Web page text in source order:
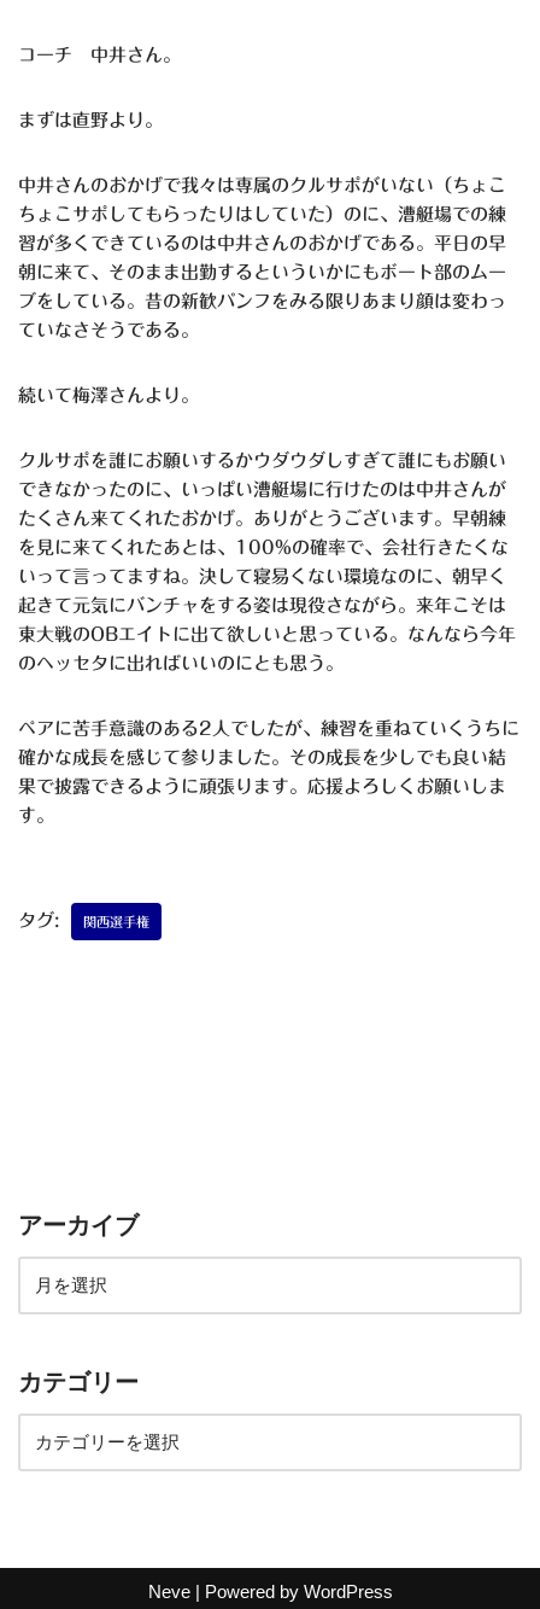
コーチ 中井さん。
まずは直野より。
中井さんのおかげで我々は専属のクルサポがいない（ちょこ
ちょこサポしてもらったりはしていた）のに、漕艇場での練
習が多くできているのは中井さんのおかげである。平日の早
朝に来て、そのまま出勤するといういかにもボート部のムー
ブをしている。昔の新歓パンフをみる限りあまり顔は変わっ
ていなさそうである。
続いて梅澤さんより。
クルサポを誰にお願いするかウダウダしすぎて誰にもお願い
できなかったのに、いっぱい漕艇場に行けたのは中井さんが
たくさん来てくれたおかげ。ありがとうございます。早朝練
を見に来てくれたあとは、100%の確率で、会社行きたくな
いって言ってますね。決して寝易くない環境なのに、朝早く
起きて元気にバンチャをする姿は現役さながら。来年こそは
東大戦のOBエイトに出て欲しいと思っている。なんなら今年
のヘッセタに出ればいいのにとも思う。
ペアに苦手意識のある2人でしたが、練習を重ねていくうちに
確かな成長を感じて参りました。その成長を少しでも良い結
果で披露できるように頑張ります。応援よろしくお願いしま
す。
タグ: 関西選手権
アーカイブ
カテゴリー
Neve| Powered by WordPress